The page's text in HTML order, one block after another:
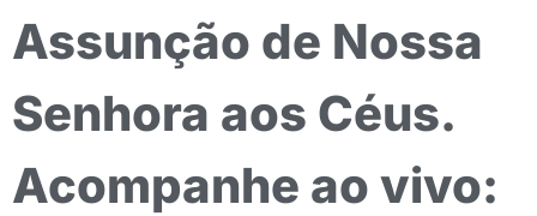
Assunção de Nossa
Senhora aos Céus.
Acompanhe ao vivo: